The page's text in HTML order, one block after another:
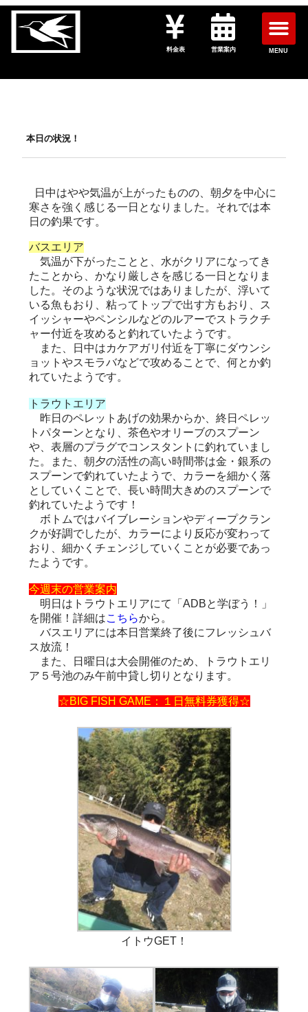
料金表 営業案内 MENU
本日の状況！
日中はやや気温が上がったものの、朝夕を中心に
寒さを強く感じる一日となりました。それでは本
日の釣果です。
バスエリア
気温が下がったことと、水がクリアになってき
たことから、かなり厳しさを感じる一日となりま
した。そのような状況ではありましたが、浮いて
いる魚もおり、粘ってトップで出す方もおり、ス
イッシャーやペンシルなどのルアーでストラクチ
ャー付近を攻めると釣れていたようです。
また、日中はカケアガリ付近を丁寧にダウンシ
ョットやスモラバなどで攻めることで、何とか釣
れていたようです。
トラウトエリア
昨日のペレットあげの効果からか、終日ペレッ
トパターンとなり、茶色やオリーブのスプーン
や、表層のプラグでコンスタントに釣れていまし
た。また、朝夕の活性の高い時間帯は金・銀系の
スプーンで釣れていたようで、カラーを細かく落
としていくことで、長い時間大きめのスプーンで
釣れていたようです！
ボトムではバイブレーションやディープクラン
クが好調でしたが、カラーにより反応が変わって
おり、細かくチェンジしていくことが必要であっ
たようです。
今週末の営業案内
明日はトラウトエリアにて「ADBと学ぼう！」
を開催！詳細はこちらから。
バスエリアには本日営業終了後にフレッシュバ
ス放流！
また、日曜日は大会開催のため、トラウトエリ
ア５号池のみ午前中貸し切りとなります。
☆BIG FISH GAME：１日無料券獲得☆
イトウGET！